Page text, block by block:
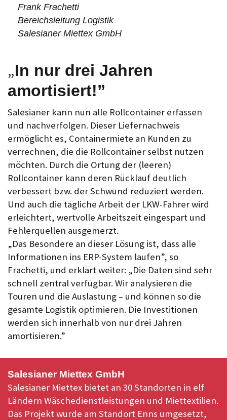
Frank Frachetti
Bereichsleitung Logistik
Salesianer Miettex GmbH
„In nur drei Jahren
amortisiert!”
Salesianer kann nun alle Rollcontainer erfassen
und nachverfolgen. Dieser Liefernachweis
ermöglicht es, Containermiete an Kunden zu
verrechnen, die die Rollcontainer selbst nutzen
möchten. Durch die Ortung der (leeren)
Rollcontainer kann deren Rücklauf deutlich
verbessert bzw. der Schwund reduziert werden.
Und auch die tägliche Arbeit der LKW-Fahrer wird
erleichtert, wertvolle Arbeitszeit eingespart und
Fehlerquellen ausgemerzt.
„Das Besondere an dieser Lösung ist, dass alle
Informationen ins ERP-System laufen”, so
Frachetti, und erklärt weiter: „Die Daten sind sehr
schnell zentral verfügbar. Wir analysieren die
Touren und die Auslastung – und können so die
gesamte Logistik optimieren. Die Investitionen
werden sich innerhalb von nur drei Jahren
amortisieren.”
Salesianer Miettex GmbH
Salesianer Miettex bietet an 30 Standorten in elf
Ländern Wäschedienstleistungen und Miettextilien.
Das Projekt wurde am Standort Enns umgesetzt,